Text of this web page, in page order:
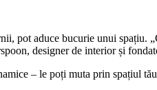
pot aduce bucurie unui spațiu.
designer de interior și
– le poți muta prin spațiul